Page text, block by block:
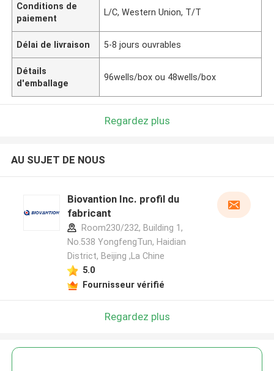
Conditions de
paiement
L/C, Western Union, T/T
Délai de livraison 5-8 jours ouvrables
Détails
d'emballage
96wells/box ou 48wells/box
Regardez plus
AU SUJET DE NOUS
Biovantion Inc. profil du
fabricant
Room230/232, Building 1,
No.538 YongfengTun, Haidian
District, Beijing ,La Chine
5.0
Fournisseur vérifié
Regardez plus